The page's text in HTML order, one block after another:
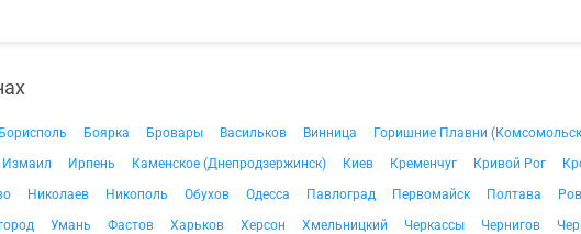
Борисполь Боярка Бровары Васильков Винница Горишние Плавни
Измаил Ирпень Каменское (Днепродзержинск) Киев Кременчуг Кривой Рог
Николаев Никополь Обухов Одесса Павлоград Первомайск Полтава
Умань Фастов Харьков Херсон Хмельницкий Черкассы Чернигов